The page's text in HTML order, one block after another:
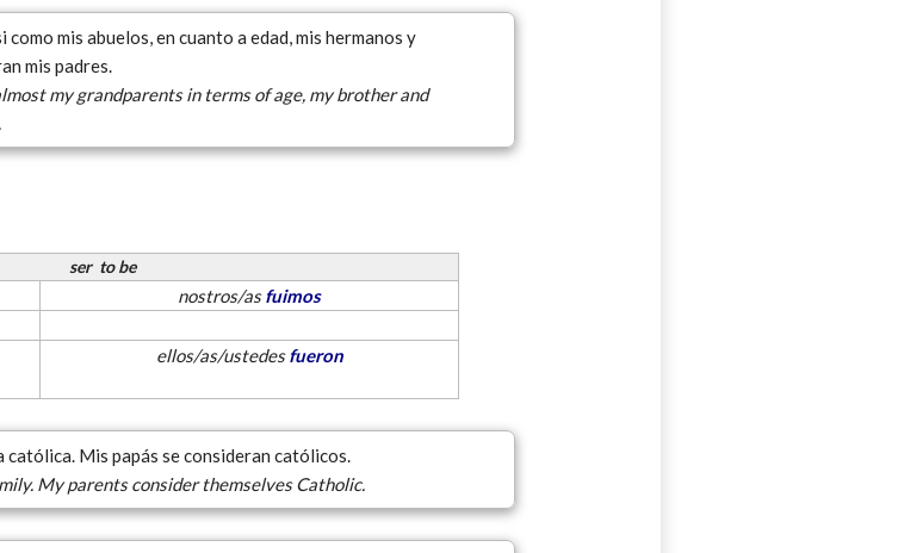
como mis abuelos, en cuanto a edad, mis hermanos y
mis padres.
my grandparents in terms of age, my brother and
serto be
nostros/asfuimos
ellos/as/ustedesfueron
católica. Mis papás se consideran católicos.
My parents consider themselves Catholic.